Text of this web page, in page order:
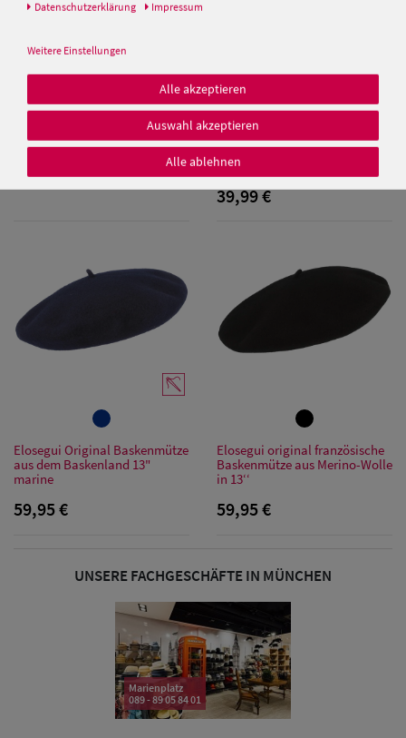
Damen
Schutz Caps
Bandana Caps
Sonnenschilder
& Visoren
Damen
Snapback Caps
Großgrößen
39,99 €
Kopka Long Beanie Walkmütze
Stegbaske aus 100% Wolle
39,99 €
Elosegui Original Baskenmütze
aus dem Baskenland 13"
marine
59,95 €
Elosegui original französische
Baskenmütze aus Merino-Wolle
in 13‘‘
59,95 €
UNSERE FACHGESCHÄFTE IN MÜNCHEN
Marienplatz
089 - 89 05 84 01
Daten­schutz­erklärung Impressum
Weitere Einstellungen
Alle akzeptieren
Auswahl akzeptieren
Alle ablehnen